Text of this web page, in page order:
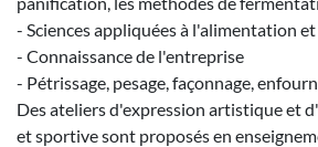
- Sciences appliquées à l'alimentation
- Connaissance de l'entreprise
- Pétrissage, pesage, façonnage,
Des ateliers d'expression artistique et
et sportive sont proposés en